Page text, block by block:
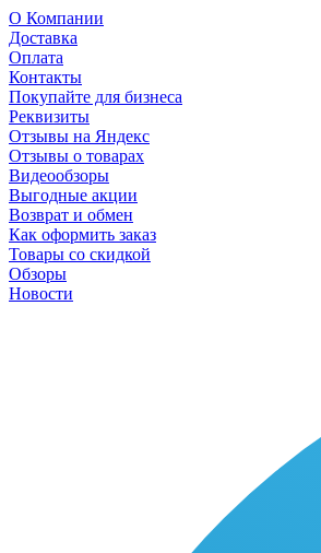
О Компании
Доставка
Оплата
Контакты
Покупайте для бизнеса
Реквизиты
Отзывы на Яндекс
Отзывы о товарах
Видеообзоры
Выгодные акции
Возврат и обмен
Как оформить заказ
Товары со скидкой
Обзоры
Новости